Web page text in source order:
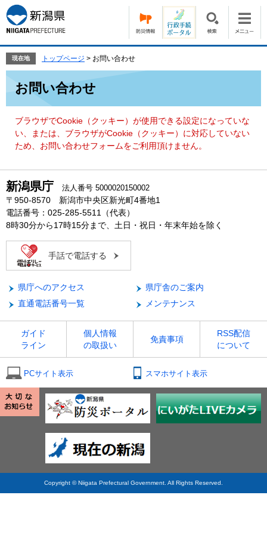
ー
ジ
の
頭
す。
ニ
ュ
ー
飛
て
現在地 トップページ > お問い合わせ
お問い合わせ
ブラウザでCookie（クッキー）が使用できる設定になっていな
い、または、ブラウザがCookie（クッキー）に対応していない
ため、お問い合わせフォームをご利用頂けません。
新潟県庁 法人番号 5000020150002
〒950-8570 新潟市中央区新光町4番地1
電話番号：025-285-5511（代表）
8時30分から17時15分まで、土日・祝日・年末年始を除く
手話で電話する
県庁へのアクセス
県庁舎のご案内
直通電話番号一覧
メンテナンス
ガイド
ライン
個人情報
の取扱い
免責事項
RSS配信
について
PCサイト表示 スマホサイト表示
Copyright © Niigata Prefectural Government. All Rights Reserved.